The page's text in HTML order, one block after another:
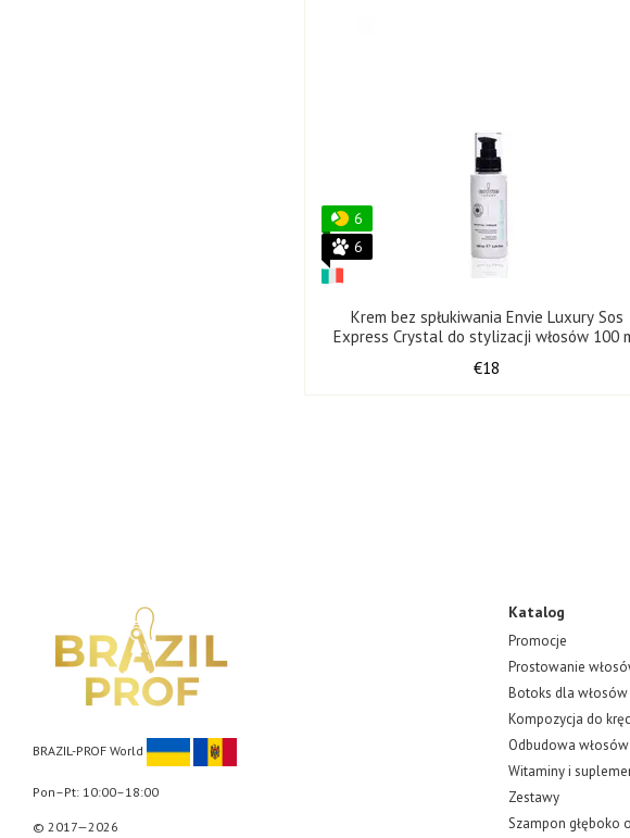
6
6
Krem bez spłukiwania Envie Luxury Sos
Express Crystal do stylizacji włosów 100
€18
BRAZIL-PROF World
Pon–Pt: 10:00–18:00
© 2017—2026
Katalog
Promocje
Prostowanie
Botoks dla włosów
Kompozycja do
Odbudowa włosów
Witaminy i
Zestawy
Szampon głęboko